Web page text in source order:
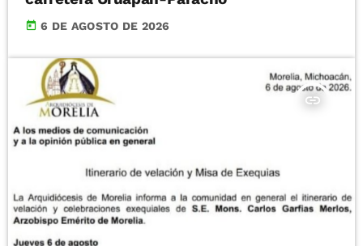
today 6 DE AGOSTO DE 2026
insert_link